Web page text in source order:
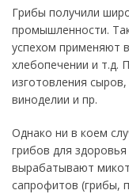
Грибы получили
промышленности.
успехом применяют
хлебопечении и т.д.
изготовления
виноделии и пр.
Однако ни в коем
грибов для
вырабатывают
сапрофитов (грибы,